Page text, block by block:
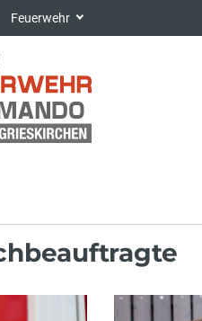
Feuerwehr